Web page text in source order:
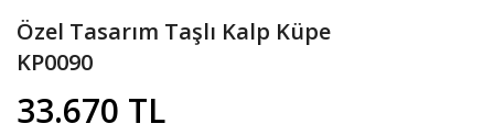
Özel Tasarım Taşlı Kalp Küpe
KP0090
33.670 TL